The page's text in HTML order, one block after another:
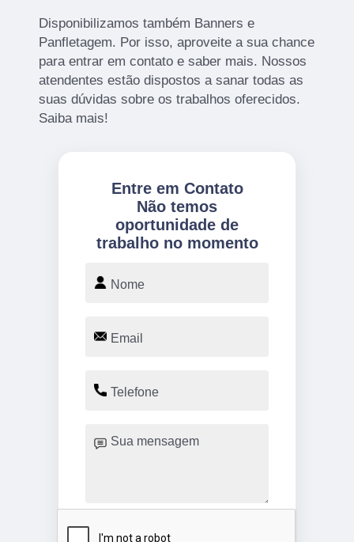
Disponibilizamos também Banners e
Panfletagem. Por isso, aproveite a sua chance
para entrar em contato e saber mais. Nossos
atendentes estão dispostos a sanar todas as
suas dúvidas sobre os trabalhos oferecidos.
Saiba mais!
Entre em Contato
Não temos
oportunidade de
trabalho no momento